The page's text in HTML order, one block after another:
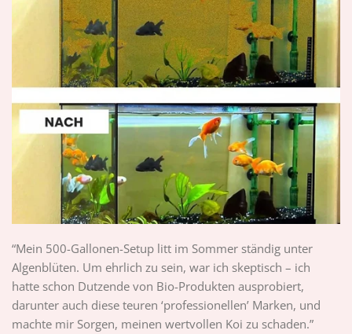
“Mein 500-Gallonen-Setup litt im Sommer ständig unter
Algenblüten. Um ehrlich zu sein, war ich skeptisch – ich
hatte schon Dutzende von Bio-Produkten ausprobiert,
darunter auch diese teuren ‘professionellen’ Marken, und
machte mir Sorgen, meinen wertvollen Koi zu schaden.”